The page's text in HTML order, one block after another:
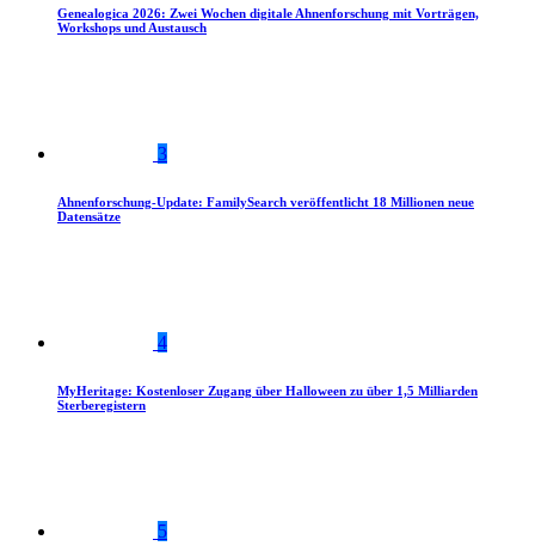
Genealogica 2026: Zwei Wochen digitale Ahnenforschung mit Vorträgen,
Workshops und Austausch
3
Ahnenforschung-Update: FamilySearch veröffentlicht 18 Millionen neue
Datensätze
4
MyHeritage: Kostenloser Zugang über Halloween zu über 1,5 Milliarden
Sterberegistern
5